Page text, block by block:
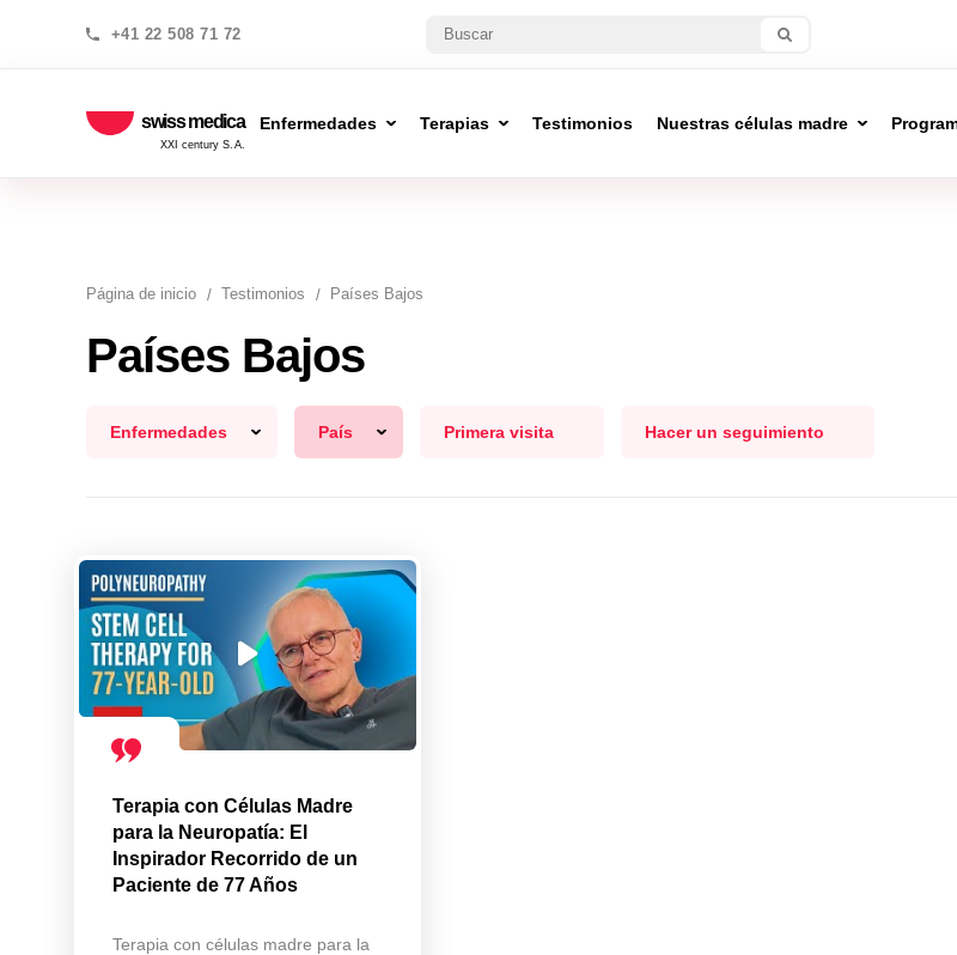
+41 22 508 71 72
swiss medica
XXI century S.A.
Enfermedades Terapias Testimonios Nuestras células madre
Página de inicio Testimonios Países Bajos
Países Bajos
Enfermedades País Primera visita Hacer un seguimiento
Terapia con Células Madre
para la Neuropatía: El
Inspirador Recorrido de un
Paciente de 77 Años
Terapia con células madre para la